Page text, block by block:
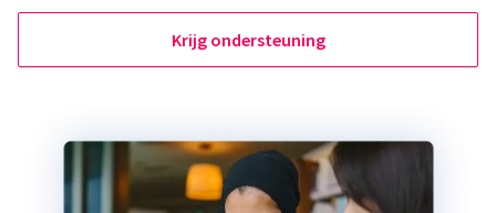
Krijg ondersteuning